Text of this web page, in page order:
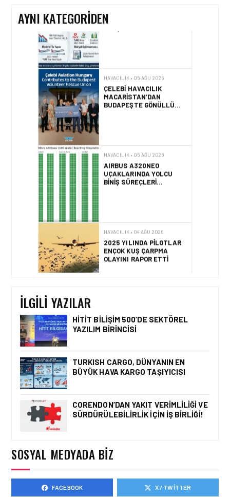
AYNI KATEGORIDEN
HAVACILIK • 05 AĞU 2026
ANLAMLI DESTEK!
HAVACILIK • 05 AĞU 2026
HAVACILIK • 04 AĞU 2026
HAVACILIK • 04 AĞU 2026
SEKTÖREL YAZILIM
BIRINCISI
HAVACILIK • 05 AĞU 2026
ALINIYOR?
HAVACILIK • 05 AĞU 2026
İLGILI YAZILAR
HITIT BILIŞIM 500’DE SEKTÖREL
YAZILIM BIRINCISI
TURKISH CARGO, DÜNYANIN EN
BÜYÜK HAVA KARGO TAŞIYICISI
CORENDON’DAN YAKIT VERIMLILIĞI VE
SÜRDÜRÜLEBILIRLIK IÇIN İŞ BIRLIĞI!
SOSYAL MEDYADA BIZ
FACEBOOK X / TWITTER